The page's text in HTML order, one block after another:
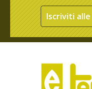
Iscriviti